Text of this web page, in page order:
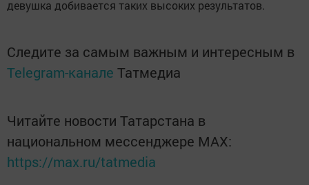
девушка добивается таких высоких результатов.
Следите за самым важным и интересным в
Telegram-канале Татмедиа
Читайте новости Татарстана в
национальном мессенджере MАХ:
https://max.ru/tatmedia